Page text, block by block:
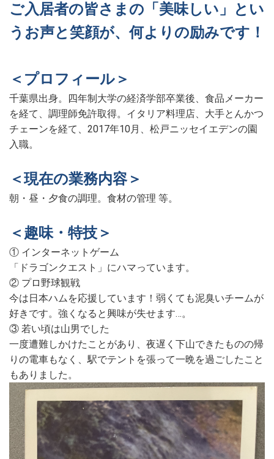
ご入居者の皆さまの「美味しい」とい
うお声と笑顔が、何よりの励みです！
＜プロフィール＞
千葉県出身。四年制大学の経済学部卒業後、食品メーカー
を経て、調理師免許取得。イタリア料理店、大手とんかつ
チェーンを経て、2017年10月、松戸ニッセイエデンの園
入職。
＜現在の業務内容＞
朝・昼・夕食の調理。食材の管理 等。
＜趣味・特技＞
① インターネットゲーム
「ドラゴンクエスト」にハマっています。
② プロ野球観戦
今は日本ハムを応援しています！弱くても泥臭いチームが
好きです。強くなると興味が失せます…。
③ 若い頃は山男でした
一度遭難しかけたことがあり、夜遅く下山できたものの帰
りの電車もなく、駅でテントを張って一晩を過ごしたこと
もありました。